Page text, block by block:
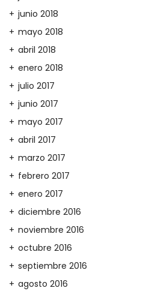
junio 2018
mayo 2018
abril 2018
enero 2018
julio 2017
junio 2017
mayo 2017
abril 2017
marzo 2017
febrero 2017
enero 2017
diciembre 2016
noviembre 2016
octubre 2016
septiembre 2016
agosto 2016